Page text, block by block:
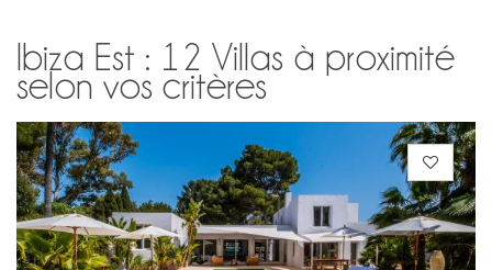
Ibiza Est : 12 Villas à proximité
selon vos critères